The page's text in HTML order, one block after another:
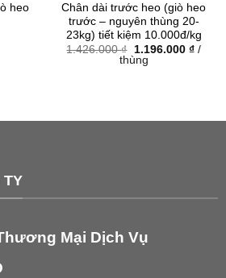
heo
Chân dài trước heo (giò heo
trước – nguyên thùng 20-
23kg) tiết kiệm 10.000đ/kg
1.426.000₫
Giá
gốc
là:
1.196.000 ₫Giá
/
thùng
TY
Mại Dịch Vụ